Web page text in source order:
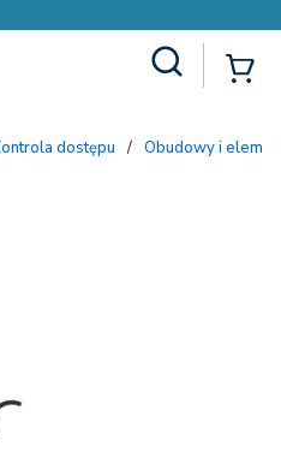
Kontrola dostępu / Obudowy i